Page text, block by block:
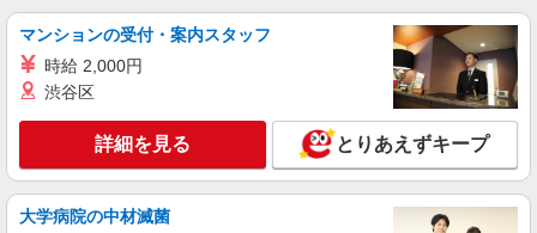
ひたちなか市 ※最寄り駅：勝田
キープ 詳細を見る
株式会社kotrio /●UT-H-2051330
ひたちなか市＊年齢不問◎未経験から安定した
業界へ＊サ高住
時給1500円〜2125円 ＜日払い有/週払い有/交
マンションの受付・案内スタッフ
時給 2,000円
渋谷区
詳細を見る とりあえずキープ
大学病院の中材滅菌